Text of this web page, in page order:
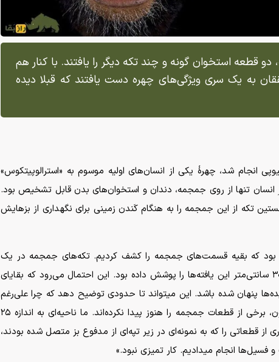
استخوان گونه و چند تکه دیگر را یافتند. با کنار هم
به یک سری ویژگی‌های چهره دست یافتند که قبلا دیده
انجام شد، چهرۀ یکی از انسان‌های اولیه موسوم به «استرالوپیتکوس»
انسان تنها از روی جمجمه، دندان و استخوان‌های بدن قابل تشخیص بود.
تکه از این جمجمه را به هنگام کَندن زمینی برای نگهداری از بزهایش
بود که بقیه قسمت‌های جمجمه را کشف کردیم. تکه‌های جمجمه در یک
زیرلایه ماسه سنگ پیدا شد؛ مدفوع بز تا ۳۰ سانتی‌متر این یافته‌ها را پوشش داده بود. این احتمال می‌رود که بقایای
پنهان شده باشد. این میتواند تا حدودی توضیح دهد که چرا علی‌رغم
بررسی‌های دقیق محققان در محیط پیرامون، برخی از قطعات جمجمه را هنوز پیدا نکرده‌اند. ما ناحیه‌ای به اندازه ۲۵
از قطعاتی را که به نمونه‌ای در زیر تپه‌ای از مدفوع بز متصل شده بودند،
فسیل‌ها انجام میدادیم. کار تمیزی نبود.»